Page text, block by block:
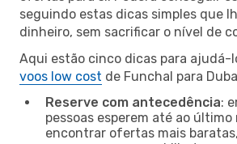
seguindo estas dicas simples que
dinheiro, sem sacrificar o nível de
Aqui estão cinco dicas para ajudá-
voos low cost de Funchal para
Reserve com antecedência:
pessoas esperem até ao
encontrar ofertas mais